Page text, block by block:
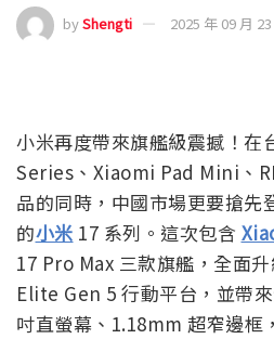
byShengti 2025 年 09 月 23
小米再度帶來旗艦級震撼！在
Series、Xiaomi Pad Mini、
品的同時，中國市場更要搶先
的小米 17 系列。這次包含
17 Pro Max 三款旗艦，全面
Elite Gen 5 行動平台，並帶
吋直螢幕、1.18mm 超窄邊框